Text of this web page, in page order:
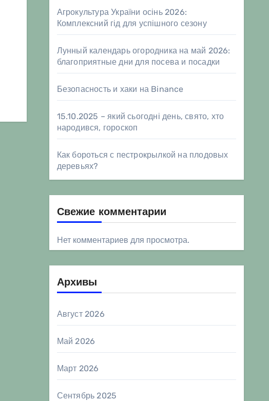
Агрокультура України осінь 2026:
Комплексний гід для успішного сезону
Лунный календарь огородника на май 2026:
благоприятные дни для посева и посадки
Безопасность и хаки на Binance
15.10.2025 – який сьогодні день, свято, хто
народився, гороскоп
Как бороться с пестрокрылкой на плодовых
деревьях?
Свежие комментарии
Нет комментариев для просмотра.
Архивы
Август 2026
Май 2026
Март 2026
Сентябрь 2025